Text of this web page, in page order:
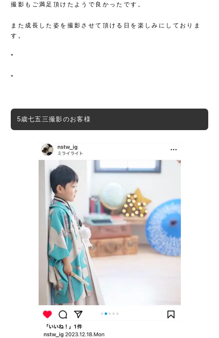
撮影もご満足頂けたようで良かったです。
また成長した姿を撮影させて頂ける日を楽しみにしておりま
す。
*
*
5歳七五三撮影のお客様